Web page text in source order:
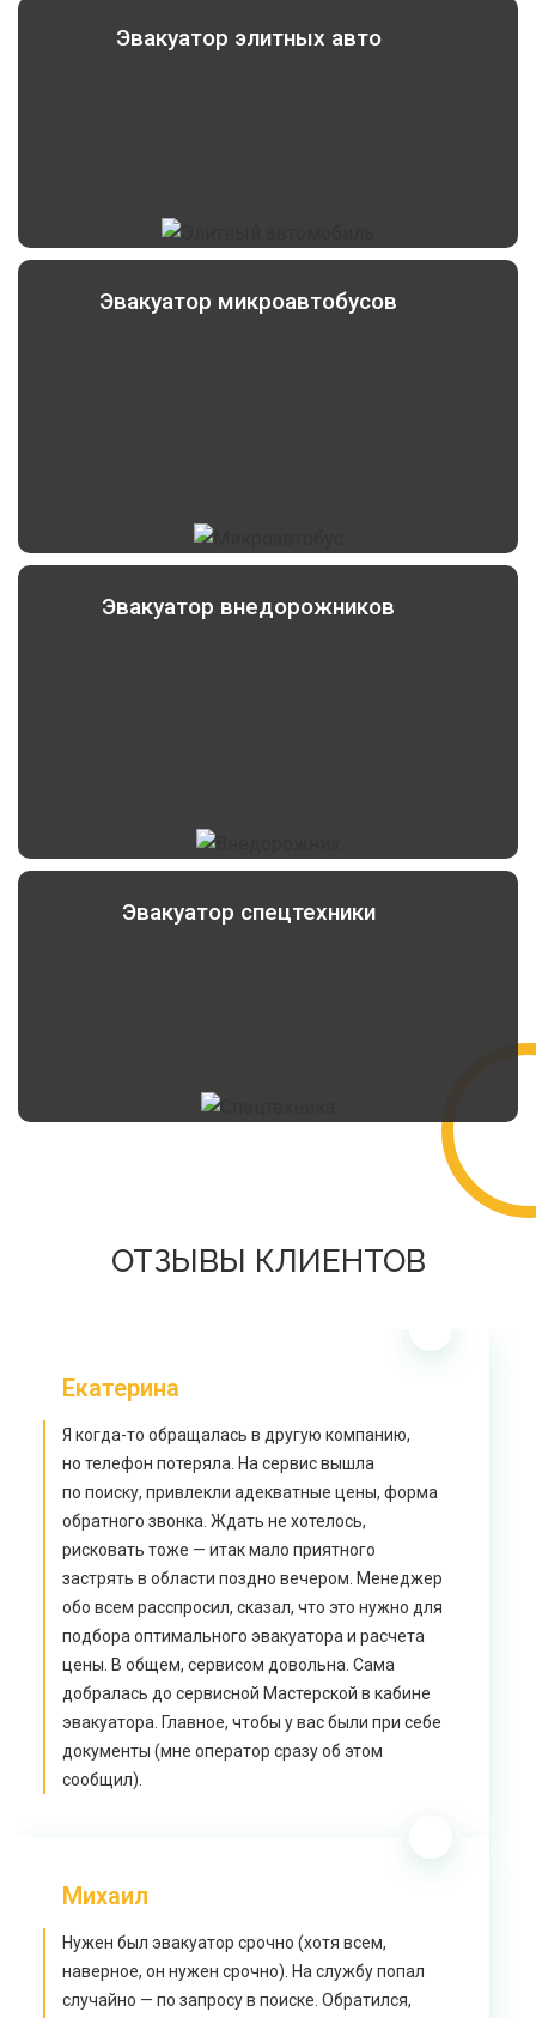
Эвакуатор элитных авто
Эвакуатор микроавтобусов
Эвакуатор внедорожников
Эвакуатор спецтехники
ОТЗЫВЫ КЛИЕНТОВ
Екатерина
Я когда-то обращалась в другую компанию,
но телефон потеряла. На сервис вышла
по поиску, привлекли адекватные цены, форма
обратного звонка. Ждать не хотелось,
рисковать тоже — итак мало приятного
застрять в области поздно вечером. Менеджер
обо всем расспросил, сказал, что это нужно для
подбора оптимального эвакуатора и расчета
цены. В общем, сервисом довольна. Сама
добралась до сервисной Мастерской в кабине
эвакуатора. Главное, чтобы у вас были при себе
документы (мне оператор сразу об этом
сообщил).
Михаил
Нужен был эвакуатор срочно (хотя всем,
наверное, он нужен срочно). На службу попал
случайно — по запросу в поиске. Обратился,